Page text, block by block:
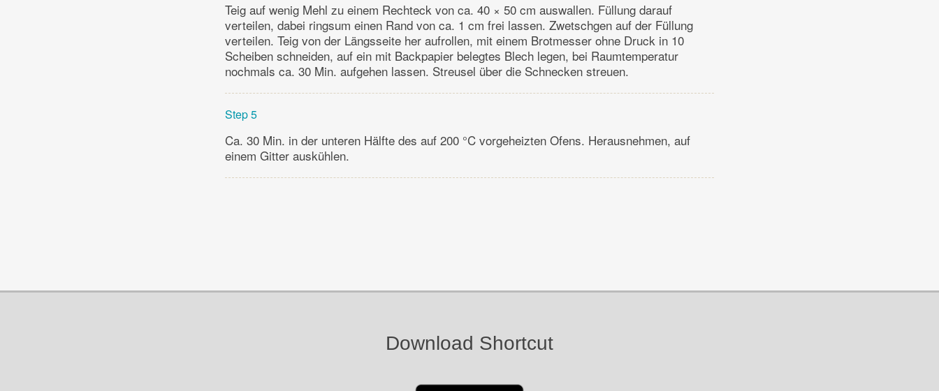
Teig auf wenig Mehl zu einem Rechteck von ca. 40 × 50 cm auswallen. Füllung darauf
verteilen, dabei ringsum einen Rand von ca. 1 cm frei lassen. Zwetschgen auf der Füllung
verteilen. Teig von der Längsseite her aufrollen, mit einem Brotmesser ohne Druck in 10
Scheiben schneiden, auf ein mit Backpapier belegtes Blech legen, bei Raumtemperatur
nochmals ca. 30 Min. aufgehen lassen. Streusel über die Schnecken streuen.
Step 5
Ca. 30 Min. in der unteren Hälfte des auf 200 °C vorgeheizten Ofens. Herausnehmen, auf
einem Gitter auskühlen.
Download Shortcut